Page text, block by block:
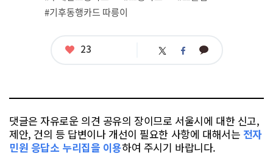
#기후동행카드 따릉이
좋
23 트 페 카
댓글은 자유로운 의견 공유의 장이므로 서울시에 대한 신고,
제안, 건의 등 답변이나 개선이 필요한 사항에 대해서는 전자
민원 응답소 누리집을 이용하여 주시기 바랍니다.